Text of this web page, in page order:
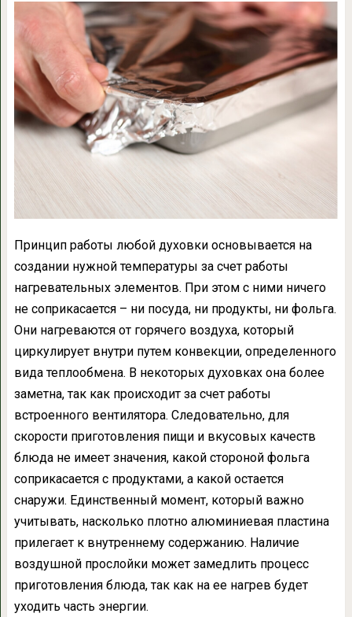
Принцип работы любой духовки основывается на
создании нужной температуры за счет работы
нагревательных элементов. При этом с ними ничего
не соприкасается – ни посуда, ни продукты, ни фольга.
Они нагреваются от горячего воздуха, который
циркулирует внутри путем конвекции, определенного
вида теплообмена. В некоторых духовках она более
заметна, так как происходит за счет работы
встроенного вентилятора. Следовательно, для
скорости приготовления пищи и вкусовых качеств
блюда не имеет значения, какой стороной фольга
соприкасается с продуктами, а какой остается
снаружи. Единственный момент, который важно
учитывать, насколько плотно алюминиевая пластина
прилегает к внутреннему содержанию. Наличие
воздушной прослойки может замедлить процесс
приготовления блюда, так как на ее нагрев будет
уходить часть энергии.